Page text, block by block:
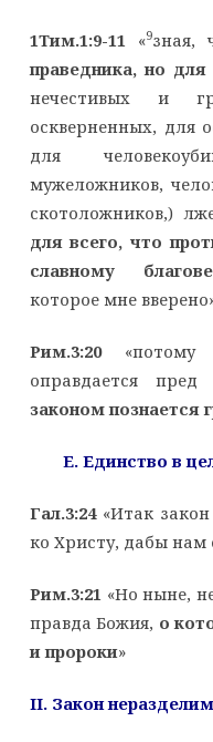
1Тим.1:9-11 «9зная,
праведника, но для
нечестивых и
оскверненных, для
для
мужеложников,
скотоложников,)
для всего, что
славному
которое мне
Рим.3:20«потому
оправдается
законом познается
E. Единство в
Гал.3:24«Итак
ко Христу, дабы нам
Рим.3:21 «Но ныне,
правда Божия, о
и пророки»
II. Закон